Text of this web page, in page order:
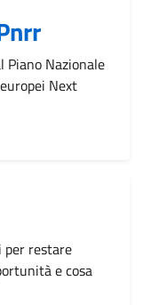
Nazionale
Next
per restare
e cosa